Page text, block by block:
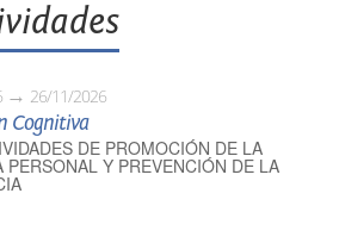
26/11/2026
Cognitiva
DE PROMOCIÓN DE LA
PERSONAL Y PREVENCIÓN DE LA